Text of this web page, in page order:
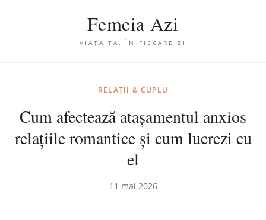
Femeia Azi
VIAȚA TA, ÎN FIECARE ZI
RELAȚII & CUPLU
Cum afectează atașamentul anxios
relațiile romantice și cum lucrezi cu
el
11 mai 2026